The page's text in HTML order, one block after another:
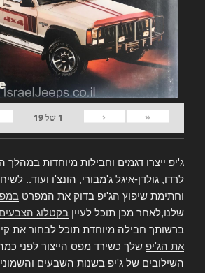
«
‹
1 של19
ג'יפ ייצרו דגמים וחבילות מיוחדות במהלך
לרדו, גולדן-איגל ג'מבורי, הונצ'ו ועוד..
וחתימת שיפוץ הג'יפ בדוק את המפרט
שלנו,לאחר מכן תוכל לעיין בקטלוג הצבעים
ברשותך חבילה מיוחדת תוכל לבחור את
את הג'יפ שלך כשירד מפס הייצור לפני
השילובים של ג'יפ בשנות השבעים